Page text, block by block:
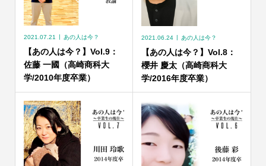
2021.07.21 あの人は今？
【あの人は今？】Vol.9：
佐藤 一國（高崎商科大
学/2010年度卒業）
2021.06.24 あの人は今？
【あの人は今？】Vol.8：
櫻井 慶太（高崎商科大
学/2016年度卒業）